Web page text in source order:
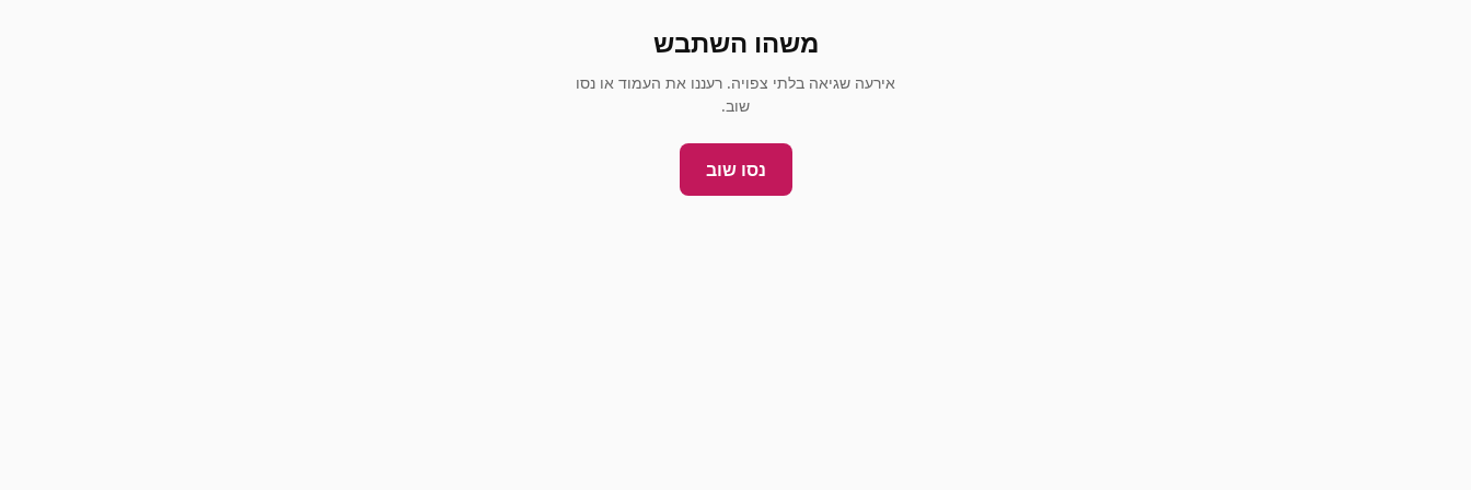
משהו השתבש
אירעה שגיאה בלתי צפויה. רעננו את העמוד או נסו
שוב.
נסו שוב